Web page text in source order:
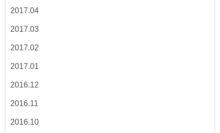
2017.04
2017.03
2017.02
2017.01
2016.12
2016.11
2016.10